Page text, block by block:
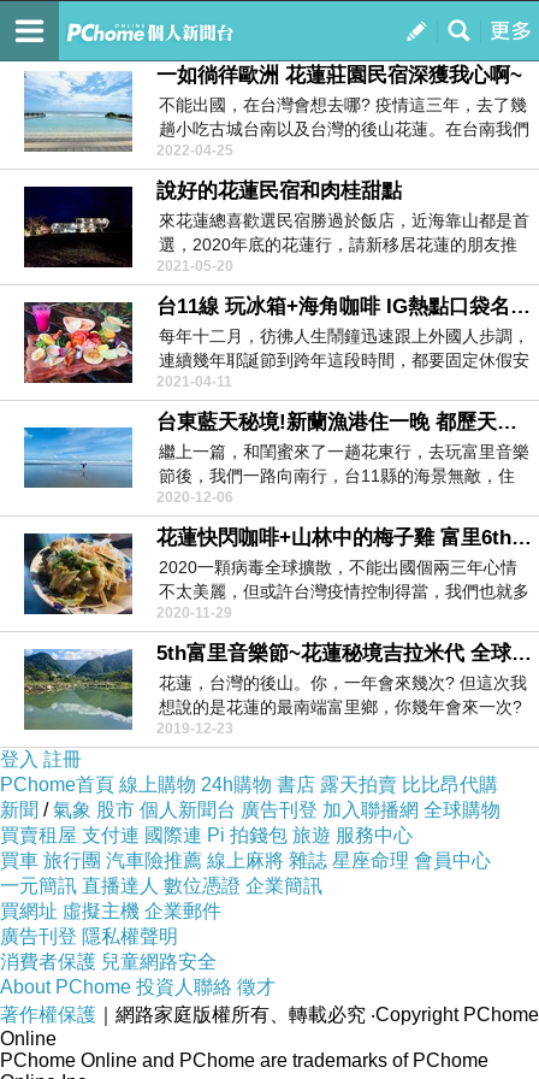
我的
訂閱
OH 原來我們這麼像
一如徜徉歐洲 花蓮莊園民宿深獲我心啊~
不能出國，在台灣會想去哪? 疫情這三年，去了幾
趟小吃古城台南以及台灣的後山花蓮。在台南我們
可以擠進...
2022-04-25
說好的花蓮民宿和肉桂甜點
來花蓮總喜歡選民宿勝過於飯店，近海靠山都是首
選，2020年底的花蓮行，請新移居花蓮的朋友推
薦，她力薦...
2021-05-20
台11線 玩冰箱+海角咖啡 IG熱點口袋名單2020√checked
每年十二月，彷彿人生鬧鐘迅速跟上外國人步調，
連續幾年耶誕節到跨年這段時間，都要固定休假安
排出國，去年...
2021-04-11
台東藍天秘境!新蘭漁港住一晚 都歷天空之境絕美啊啊啊~~
繼上一篇，和閨蜜來了一趟花東行，去玩富里音樂
節後，我們一路向南行，台11縣的海景無敵，住
宿呢!選了一...
2020-12-06
花蓮快閃咖啡+山林中的梅子雞 富里6th音樂節去不膩..
2020一顆病毒全球擴散，不能出國個兩三年心情
不太美麗，但或許台灣疫情控制得當，我們也就多
了些時間能...
2020-11-29
5th富里音樂節~花蓮秘境吉拉米代 全球百大旅遊地值得造訪!!
花蓮，台灣的後山。你，一年會來幾次? 但這次我
想說的是花蓮的最南端富里鄉，你幾年會來一次?
20...
2019-12-23
登入 註冊
PChome首頁 線上購物 24h購物 書店 露天拍賣 比比昂代購
新聞 /氣象 股市 個人新聞台 廣告刊登 加入聯播網 全球購物
買賣租屋 支付連 國際連 Pi 拍錢包 旅遊 服務中心
買車 旅行團 汽車險推薦 線上麻將 雜誌 星座命理 會員中心
一元簡訊 直播達人 數位憑證 企業簡訊
買網址 虛擬主機 企業郵件
廣告刊登 隱私權聲明
消費者保護 兒童網路安全
About PChome 投資人聯絡 徵才
著作權保護 ｜網路家庭版權所有、轉載必究 ‧Copyright PChome
Online
PChome Online and PChome are trademarks of PChome